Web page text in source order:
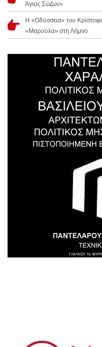
Άγιος Σώζων»
Η «Οδύσσεια» του
«Μαρούλα» στη Λήμνο